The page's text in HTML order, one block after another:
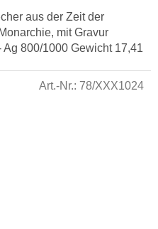
aus der Zeit der
mit Gravur
800/1000 Gewicht 17,41
Art.-Nr.: 78/XXX1024